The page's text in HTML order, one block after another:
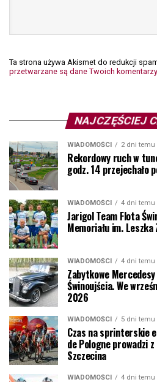
Ta strona używa Akismet do redukcji
przetwarzane są dane Twoich komentarzy.
NAJCZĘŚCIEJ
WIADOMOŚCI 2 dni temu
Rekordowy ruch w
godz. 14 przejechało
WIADOMOŚCI 4 dni temu
Jarigol Team Flota
Memoriału im.
WIADOMOŚCI 4 dni temu
Zabytkowe
Świnoujścia. We
2026
WIADOMOŚCI 5 dni temu
Czas na sprinterskie
de Pologne prowadzi
Szczecina
WIADOMOŚCI 4 dni temu